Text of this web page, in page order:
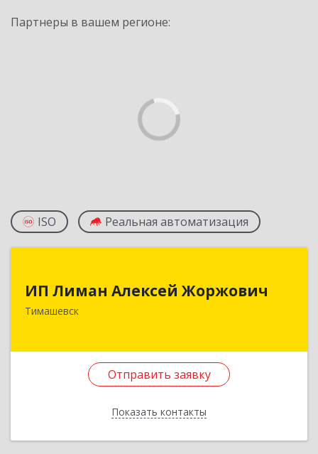
Партнеры в вашем регионе:
ISO Реальная автоматизация
ИП Лиман Алексей Жоржович
Тимашевск
Отправить заявку
Показать контакты
352731, Краснодарский край, Тимашевский р-н,
Подробнее
Отправить заявку